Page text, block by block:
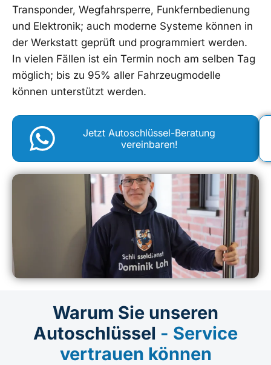
Transponder, Wegfahrsperre, Funkfernbedienung
und Elektronik; auch moderne Systeme können in
der Werkstatt geprüft und programmiert werden.
In vielen Fällen ist ein Termin noch am selben Tag
möglich; bis zu 95% aller Fahrzeugmodelle
können unterstützt werden.
Jetzt Autoschlüssel-Beratung
vereinbaren!
Warum Sie unseren
Autoschlüssel - Service
vertrauen können